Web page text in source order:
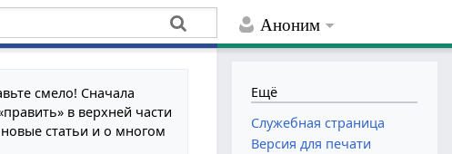
Аноним
смело! Сначала
в верхней части
статьи и о многом
Ещё
Служебная страница
Версия для печати